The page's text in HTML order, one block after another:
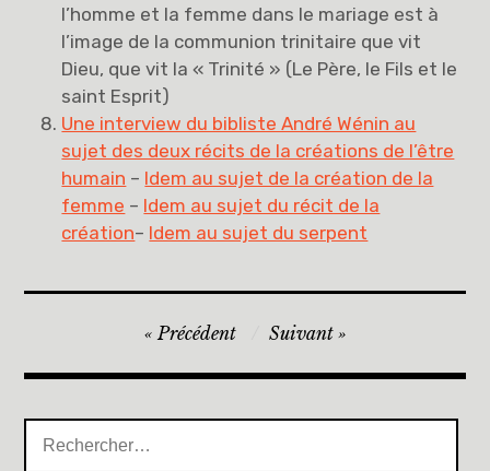
l’homme et la femme dans le mariage est à
l’image de la communion trinitaire que vit
Dieu, que vit la « Trinité » (Le Père, le Fils et le
saint Esprit)
Une interview du bibliste André Wénin au
sujet des deux récits de la créations de l’être
humain – Idem au sujet de la création de la
femme – Idem au sujet du récit de la
création– Idem au sujet du serpent
Navigation
de
Précédent Suivant